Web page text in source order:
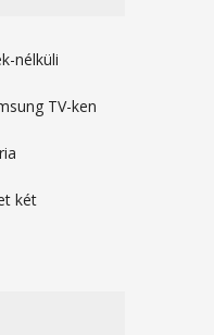
nélküli
TV-ken
két